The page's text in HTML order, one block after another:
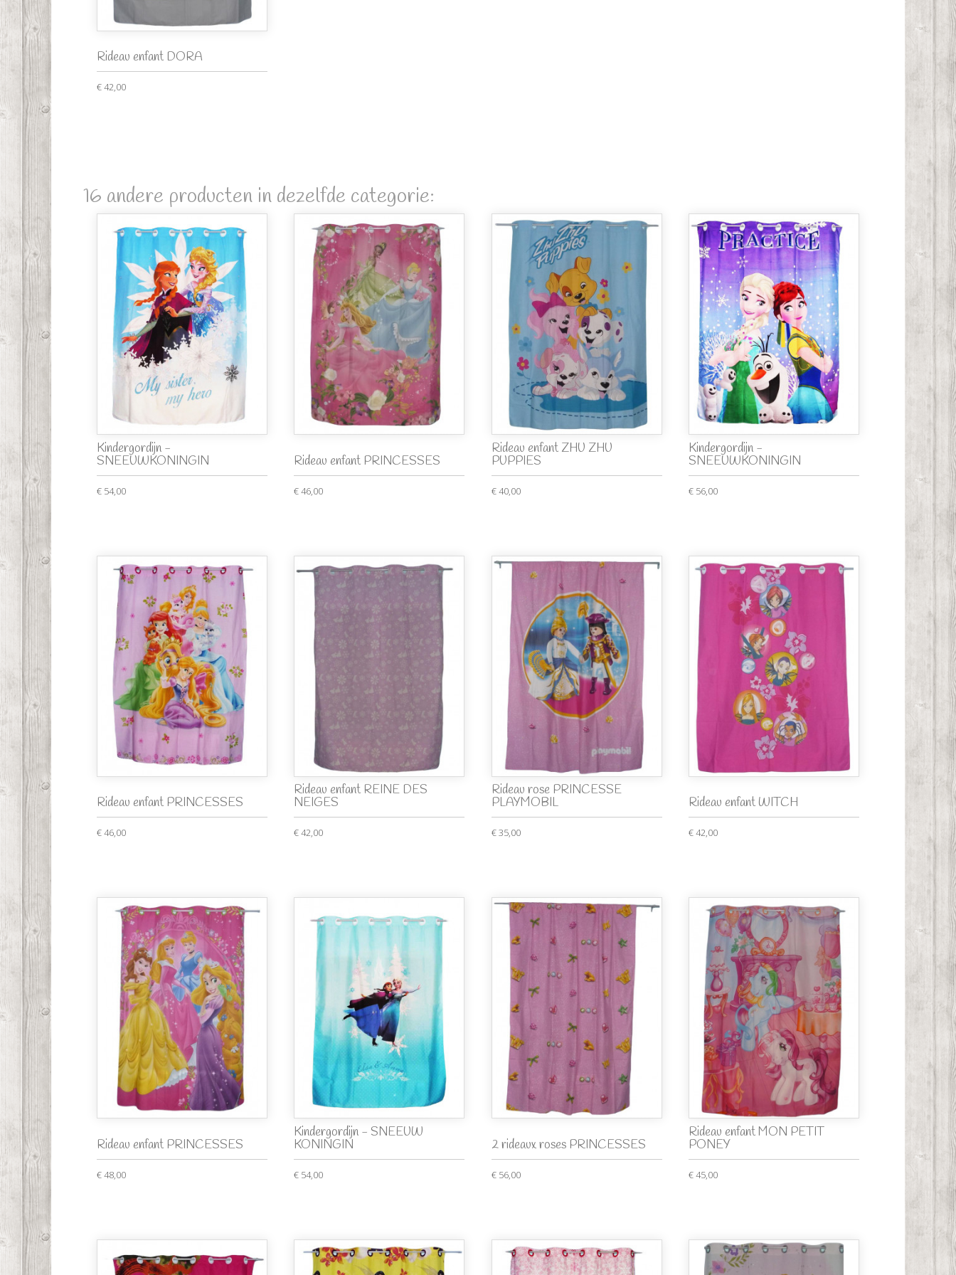
Rideau enfant DORA
€ 42,00
16 andere producten in dezelfde categorie:
Kindergordijn -
SNEEUWKONINGIN
€ 54,00
Rideau enfant PRINCESSES
€ 46,00
Rideau enfant ZHU ZHU
PUPPIES
€ 40,00
Kindergordijn -
SNEEUWKONINGIN
€ 56,00
Rideau enfant PRINCESSES
€ 46,00
Rideau enfant REINE DES
NEIGES
€ 42,00
Rideau rose PRINCESSE
PLAYMOBIL
€ 35,00
Rideau enfant WITCH
€ 42,00
Rideau enfant PRINCESSES
€ 48,00
Kindergordijn - SNEEUW
KONINGIN
€ 54,00
2 rideaux roses PRINCESSES
€ 56,00
Rideau enfant MON PETIT
PONEY
€ 45,00